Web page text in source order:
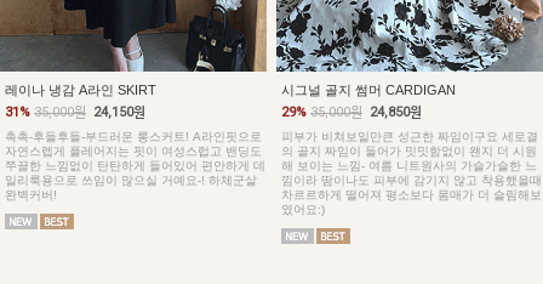
레이나 냉감 A라인 SKIRT
31% 35,000원 24,150원
촉촉-후들후들-부드러운 롱스커트! A라인핏으로
자연스렙게 플레어지는 핏이 여성스럽고 밴딩도
쭈끌한 느낌없이 탄탄하게 들어있어 편안하게 데
일리룩용으로 쓰임이 많으실 거예요-! 하체군살
완벽커버!
시그널 골지 썸머 CARDIGAN
29% 35,000원 24,850원
피부가 비쳐보일만큰 성근한 짜임이구요 세로결
의 골지 짜임이 들어가 밋밋함없이 왠지 더 시원
해 보이는 느낌- 여름 니트원사의 가슬가슬한 느
낌이라 땀이나도 피부에 감기지 않고 착용했을때
차르르하게 떨어져 평소보다 몸매가 더 슬림해보
였어요:)